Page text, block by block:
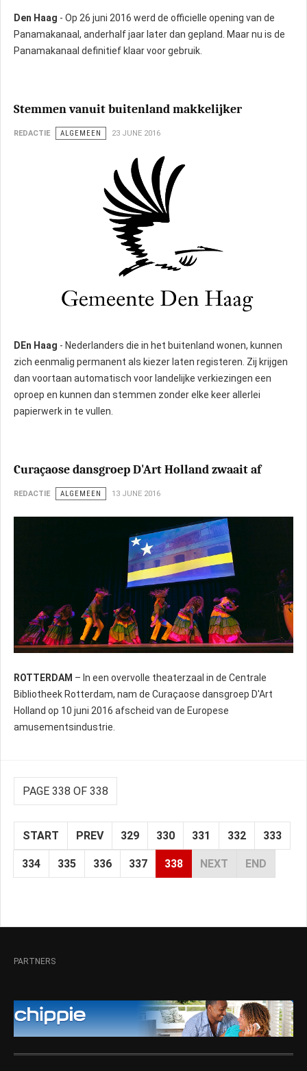
Den Haag - Op 26 juni 2016 werd de officielle opening van de
Panamakanaal, anderhalf jaar later dan gepland. Maar nu is de
Panamakanaal definitief klaar voor gebruik.
Stemmen vanuit buitenland makkelijker
REDACTIE ALGEMEEN 23 JUNE 2016
DEn Haag - Nederlanders die in het buitenland wonen, kunnen
zich eenmalig permanent als kiezer laten registeren. Zij krijgen
dan voortaan automatisch voor landelijke verkiezingen een
oproep en kunnen dan stemmen zonder elke keer allerlei
papierwerk in te vullen.
Curaçaose dansgroep D'Art Holland zwaait af
REDACTIE ALGEMEEN 13 JUNE 2016
ROTTERDAM – In een overvolle theaterzaal in de Centrale
Bibliotheek Rotterdam, nam de Curaçaose dansgroep D'Art
Holland op 10 juni 2016 afscheid van de Europese
amusementsindustrie.
PAGE 338 OF 338
START PREV 329 330 331 332 333
334 335 336 337 338 NEXT END
PARTNERS